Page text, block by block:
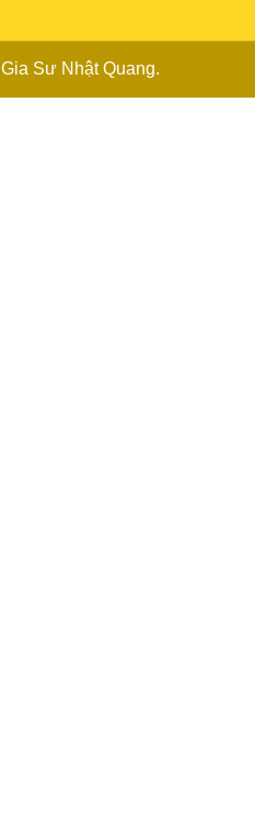
Gia Sư Nhật Quang.